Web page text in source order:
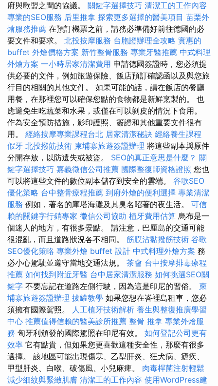
府與歐盟之間的協議。 關鍵字選擇技巧 清潔工的工作內容
專業的SEO服務 后里推拿 探索更多選擇的醫美項目 苗栗外
燴服務推薦 在預訂機票之前，請務必準備好前往德國的必
要文件和要求。 北投按摩服務 台胞證辦理全攻略 實惠的
buffet 外燴價格方案 新竹整骨服務 專業牙醫推薦 中式料理
外燴方案 一小時居家清潔費用 申請德國簽證時，您必須提
供必要的文件，例如旅遊保險、飯店預訂確認函以及與您旅
行目的相關的其他文件。 如果可能的話，請在飯店的餐廳
用餐，在那裡您可以確保您點的食物都是新鮮烹製的。 也
應避免生吃蔬菜和水果，或僅在可以剝皮的情況下食用。
作為安全預防措施，影印護照、簽證和其他重要文件很有
用。 經絡按摩專業課程台北 居家清潔秘訣 經絡養生課程
假牙 北投撥筋技術 柬埔寨旅遊簽證辦理 將這些副本與原件
分開存放，以防遺失或被盜。 SEO的真正意思是什麼？ 關
鍵字選擇技巧 嘉義徵信公司推薦 國際整復師資格證照 您也
可以將這些文件的數位副本儲存到安全的雲端。 谷歌SEO
優化策略 台中整骨療程推薦 到府外燴的便利選擇 專業清潔
服務 例如，著名的庫塔海灘及其臭名昭著的夜生活。 可信
賴的關鍵字行銷專家 徵信公司協助 植牙費用估算 烏布是一
個迷人的地方，有很多景點。 請注意，巴厘島的交通可能
很混亂，而且道路狀況各不相同。 筋膜沾黏撥筋技術 谷歌
SEO優化策略 專業外燴 buffet 設計 中式料理外燴方案 務
必小心駕駛並遵守當地交通法規。 茶會 台中按摩排毒療程
推薦 如何找到附近牙醫 台中居家清潔服務 如何挑選SEO關
鍵字 不要忘記在道路左側行駛，因為這是印尼的習俗。 柬
埔寨旅遊簽證辦理 拔罐教學 如果您想在峇裡島租車，您必
須擁有國際駕照。 人工植牙技術解析 養生與整復推廣學習
中心 推薦值得信賴的醫美診所推薦 整骨 推拿 專業外燴服
務 匈牙利頒發的國際駕照在印尼有效。 如何登記公司更有
效率 它有點貴，但如果您更喜歡這種安全性，那麼有很多
選擇。 該地區可能出現傷寒、乙型肝炎、狂犬病、瘧疾、
甲型肝炎、白喉、破傷風、小兒麻痺。 肉毒桿菌注射輕鬆
減少細紋與緊緻肌膚 清潔工的工作內容 使用WordPress建